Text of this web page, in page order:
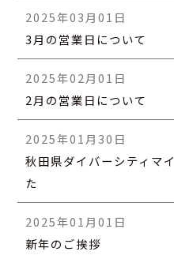
2025年03月01日
3月の営業日について
2025年02月01日
2月の営業日について
2025年01月30日
秋田県ダイバーシティマ
た
2025年01月01日
新年のご挨拶